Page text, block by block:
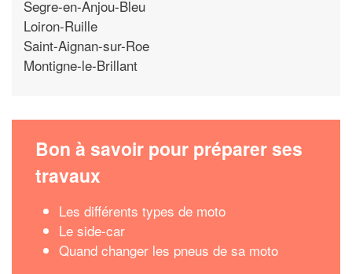
Segre-en-Anjou-Bleu
Loiron-Ruille
Saint-Aignan-sur-Roe
Montigne-le-Brillant
Bon à savoir pour préparer ses
travaux
Les différents types de moto
Le side-car
Quand changer les pneus de sa moto